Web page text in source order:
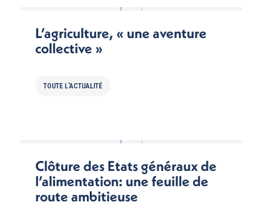
L’agriculture, « une aventure
collective »
TOUTE L'ACTUALITÉ
Clôture des Etats généraux de
l’alimentation: une feuille de
route ambitieuse